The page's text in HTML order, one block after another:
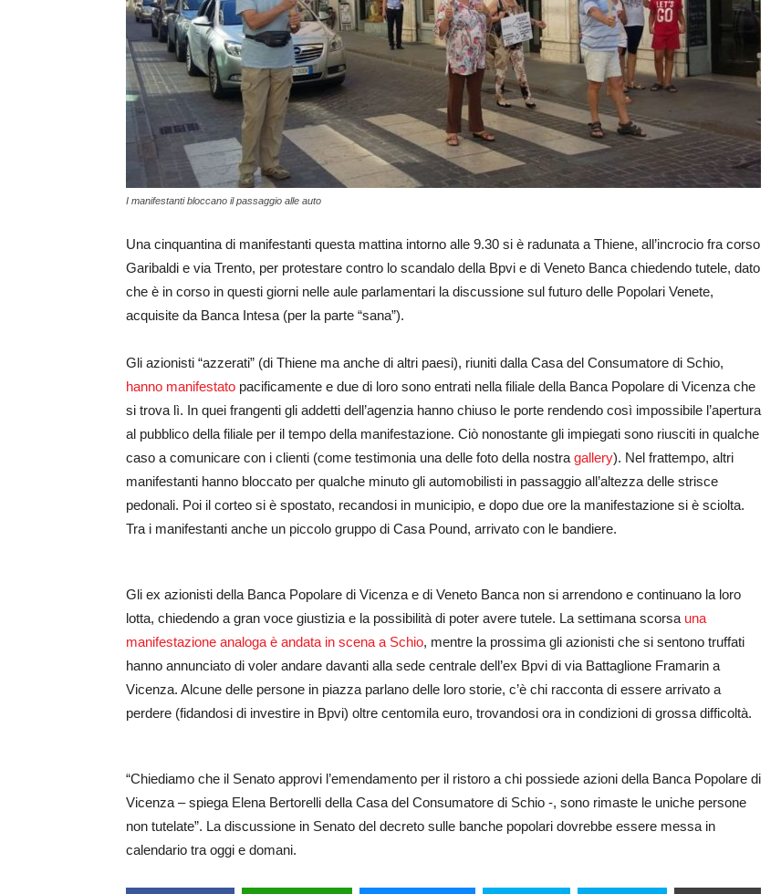
I manifestanti bloccano il passaggio alle auto
Una cinquantina di manifestanti questa mattina intorno alle 9.30 si è radunata a Thiene, all’incrocio fra corso
Garibaldi e via Trento, per protestare contro lo scandalo della Bpvi e di Veneto Banca chiedendo tutele, dato
che è in corso in questi giorni nelle aule parlamentari la discussione sul futuro delle Popolari Venete,
acquisite da Banca Intesa (per la parte “sana”).
Gli azionisti “azzerati” (di Thiene ma anche di altri paesi), riuniti dalla Casa del Consumatore di Schio,
hanno manifestato pacificamente e due di loro sono entrati nella filiale della Banca Popolare di Vicenza che
si trova lì. In quei frangenti gli addetti dell’agenzia hanno chiuso le porte rendendo così impossibile l’apertura
al pubblico della filiale per il tempo della manifestazione. Ciò nonostante gli impiegati sono riusciti in qualche
caso a comunicare con i clienti (come testimonia una delle foto della nostra gallery). Nel frattempo, altri
manifestanti hanno bloccato per qualche minuto gli automobilisti in passaggio all’altezza delle strisce
pedonali. Poi il corteo si è spostato, recandosi in municipio, e dopo due ore la manifestazione si è sciolta.
Tra i manifestanti anche un piccolo gruppo di Casa Pound, arrivato con le bandiere.
Gli ex azionisti della Banca Popolare di Vicenza e di Veneto Banca non si arrendono e continuano la loro
lotta, chiedendo a gran voce giustizia e la possibilità di poter avere tutele. La settimana scorsa una
manifestazione analoga è andata in scena a Schio, mentre la prossima gli azionisti che si sentono truffati
hanno annunciato di voler andare davanti alla sede centrale dell’ex Bpvi di via Battaglione Framarin a
Vicenza. Alcune delle persone in piazza parlano delle loro storie, c’è chi racconta di essere arrivato a
perdere (fidandosi di investire in Bpvi) oltre centomila euro, trovandosi ora in condizioni di grossa difficoltà.
“Chiediamo che il Senato approvi l’emendamento per il ristoro a chi possiede azioni della Banca Popolare di
Vicenza – spiega Elena Bertorelli della Casa del Consumatore di Schio -, sono rimaste le uniche persone
non tutelate”. La discussione in Senato del decreto sulle banche popolari dovrebbe essere messa in
calendario tra oggi e domani.